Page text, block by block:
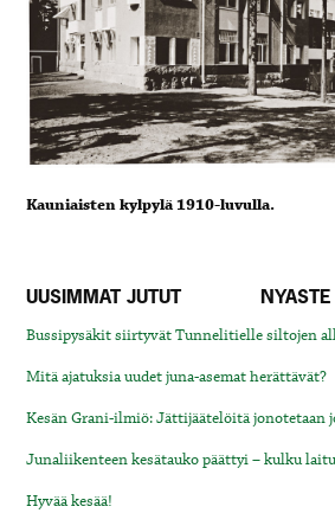
Kauniaisten kylpylä 1910-luvulla.
UUSIMMAT JUTUT
Bussipysäkit siirtyvät Tunnelitielle siltojen
Mitä ajatuksia uudet juna-asemat herättävät?
Kesän Grani-ilmiö: Jättijäätelöitä jonotetaan
Junaliikenteen kesätauko päättyi – kulku
Hyvää kesää!